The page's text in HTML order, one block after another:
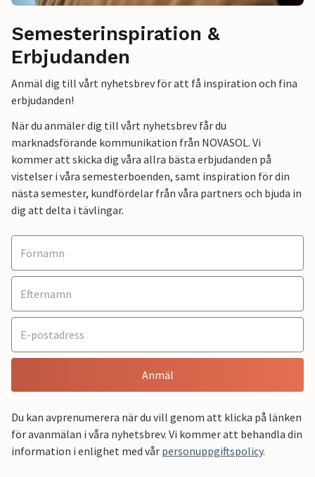
Semesterinspiration &
Erbjudanden
Anmäl dig till vårt nyhetsbrev för att få inspiration och fina
erbjudanden!
När du anmäler dig till vårt nyhetsbrev får du
marknadsförande kommunikation från NOVASOL. Vi
kommer att skicka dig våra allra bästa erbjudanden på
vistelser i våra semesterboenden, samt inspiration för din
nästa semester, kundfördelar från våra partners och bjuda in
dig att delta i tävlingar.
Anmäl
Du kan avprenumerera när du vill genom att klicka på länken
för avanmälan i våra nyhetsbrev. Vi kommer att behandla din
information i enlighet med vår personuppgiftspolicy.